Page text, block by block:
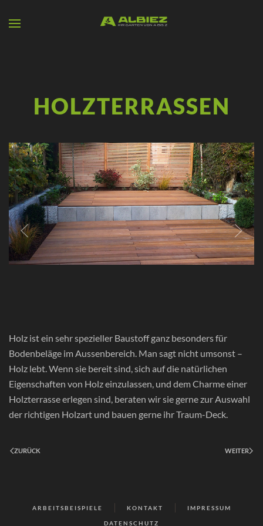
Zum Hauptinhalt springen
HOLZTERRASSEN
Holz ist ein sehr spezieller Baustoff ganz besonders für
Bodenbeläge im Aussenbereich. Man sagt nicht umsonst –
Holz lebt. Wenn sie bereit sind, sich auf die natürlichen
Eigenschaften von Holz einzulassen, und dem Charme einer
Holzterrasse erlegen sind, beraten wir sie gerne zur Auswahl
der richtigen Holzart und bauen gerne ihr Traum-Deck.
ZURÜCK WEITER
ARBEITSBEISPIELE KONTAKT IMPRESSUM
DATENSCHUTZ